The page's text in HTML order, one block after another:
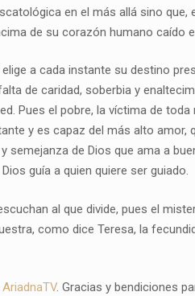
en el más allá sino
de su corazón humano caído
a cada instante su destino
de caridad, soberbia y
Pues el pobre, la víctima de
y es capaz del más alto amor,
de Dios que ama a
guía a quien quiere ser guiado.
al que divide, pues el
como dice Teresa, la
. Gracias y bendiciones